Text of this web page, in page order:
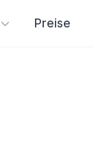
Preise